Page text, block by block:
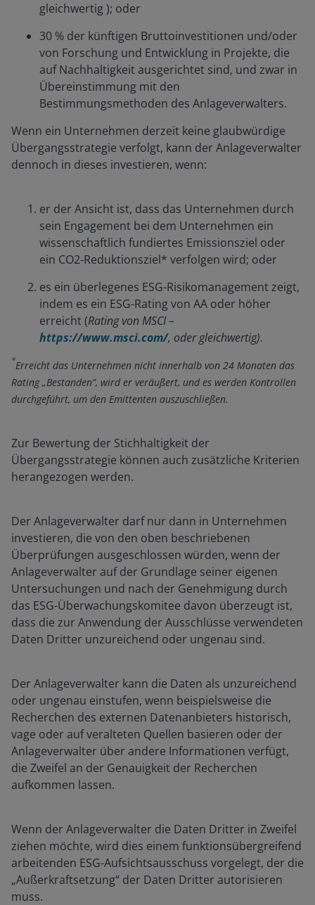
gleichwertig ); oder
30 % der künftigen Bruttoinvestitionen und/oder
von Forschung und Entwicklung in Projekte, die
auf Nachhaltigkeit ausgerichtet sind, und zwar in
Übereinstimmung mit den
Bestimmungsmethoden des Anlageverwalters.
Wenn ein Unternehmen derzeit keine glaubwürdige
Übergangsstrategie verfolgt, kann der Anlageverwalter
dennoch in dieses investieren, wenn:
er der Ansicht ist, dass das Unternehmen durch
sein Engagement bei dem Unternehmen ein
wissenschaftlich fundiertes Emissionsziel oder
ein CO2-Reduktionsziel* verfolgen wird; oder
es ein überlegenes ESG-Risikomanagement zeigt,
indem es ein ESG-Rating von AA oder höher
erreicht (Rating von MSCI –
https://www.msci.com/, oder gleichwertig).
*Erreicht das Unternehmen nicht innerhalb von 24 Monaten das
Rating „Bestanden“, wird er veräußert, und es werden Kontrollen
durchgeführt, um den Emittenten auszuschließen.
Zur Bewertung der Stichhaltigkeit der
Übergangsstrategie können auch zusätzliche Kriterien
herangezogen werden.
Der Anlageverwalter darf nur dann in Unternehmen
investieren, die von den oben beschriebenen
Überprüfungen ausgeschlossen würden, wenn der
Anlageverwalter auf der Grundlage seiner eigenen
Untersuchungen und nach der Genehmigung durch
das ESG-Überwachungskomitee davon überzeugt ist,
dass die zur Anwendung der Ausschlüsse verwendeten
Daten Dritter unzureichend oder ungenau sind.
Der Anlageverwalter kann die Daten als unzureichend
oder ungenau einstufen, wenn beispielsweise die
Recherchen des externen Datenanbieters historisch,
vage oder auf veralteten Quellen basieren oder der
Anlageverwalter über andere Informationen verfügt,
die Zweifel an der Genauigkeit der Recherchen
aufkommen lassen.
Wenn der Anlageverwalter die Daten Dritter in Zweifel
ziehen möchte, wird dies einem funktionsübergreifend
arbeitenden ESG-Aufsichtsausschuss vorgelegt, der die
„Außerkraftsetzung“ der Daten Dritter autorisieren
muss.